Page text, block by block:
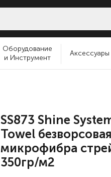
Оборудование
и Инструмент
Аксессуары
SS873 Shine
Towel
микрофибра
350гр/м2